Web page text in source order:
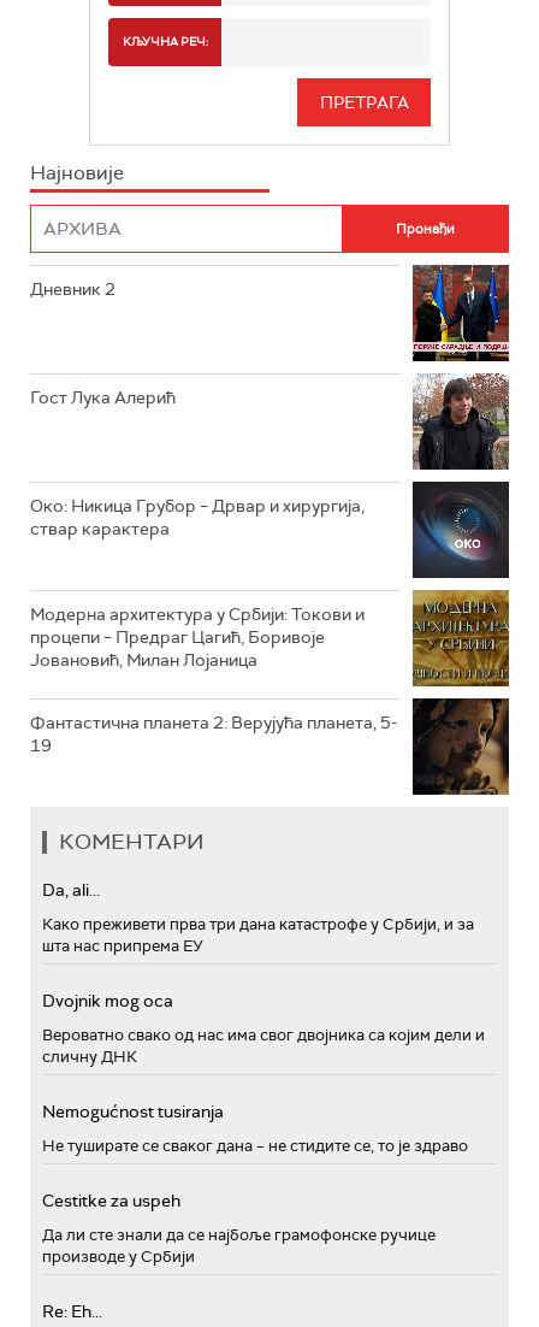
РТС 3
ИНФО
КЉУЧНА РЕЧ:
Најновије
Дневник 2
Гост Лука Алерић
Око: Никица Грубор – Дрвар и хирургија,
ствар карактера
Модерна архитектура у Србији: Токови и
процепи – Предраг Цагић, Боривоје
Јовановић, Милан Лојаница
Фантастична планета 2: Верујућа планета, 5-
19
КОМЕНТАРИ
Da, ali...
Како преживети прва три дана катастрофе у Србији, и за
шта нас припрема ЕУ
Dvojnik mog oca
Вероватно свако од нас има свог двојника са којим дели и
сличну ДНК
Nemogućnost tusiranja
Не туширате се сваког дана – не стидите се, то је здраво
Cestitke za uspeh
Да ли сте знали да се најбоље грамофонске ручице
производе у Србији
Re: Eh...